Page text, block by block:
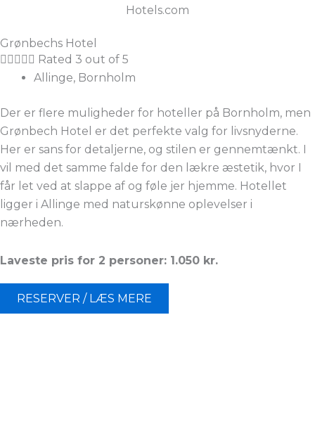
Hotels.com
Grønbechs Hotel
 Rated 3 out of 5
Allinge, Bornholm
Der er flere muligheder for hoteller på Bornholm, men
Grønbech Hotel er det perfekte valg for livsnyderne.
Her er sans for detaljerne, og stilen er gennemtænkt. I
vil med det samme falde for den lækre æstetik, hvor I
får let ved at slappe af og føle jer hjemme. Hotellet
ligger i Allinge med naturskønne oplevelser i
nærheden.
Laveste pris for 2 personer: 1.050 kr.
RESERVER / LÆS MERE